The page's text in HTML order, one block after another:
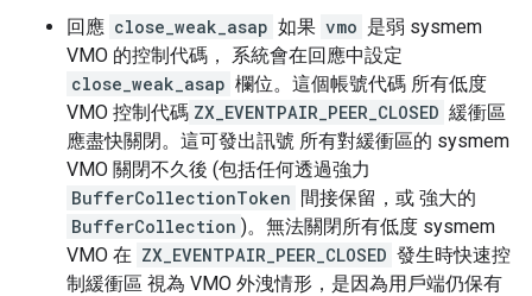
回應 close_weak_asap 如果 vmo 是弱 sysmem
VMO 的控制代碼， 系統會在回應中設定
close_weak_asap 欄位。這個帳號代碼 所有低度
VMO 控制代碼 ZX_EVENTPAIR_PEER_CLOSED 緩衝區
應盡快關閉。這可發出訊號 所有對緩衝區的 sysmem
VMO 關閉不久後 (包括任何透過強力
BufferCollectionToken 間接保留，或 強大的
BufferCollection )。無法關閉所有低度 sysmem
VMO 在 ZX_EVENTPAIR_PEER_CLOSED 發生時快速控
制緩衝區 視為 VMO 外洩情形，是因為用戶端仍保有